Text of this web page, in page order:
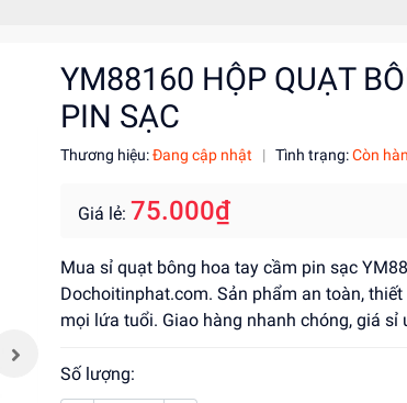
YM88160 HỘP QUẠT
PIN SẠC
Thương hiệu:Đang cập nhật | Tình trạng:Còn
Giá lẻ: 75.000₫
Mua sỉ quạt bông hoa tay cầm pin sạc
Dochoitinphat.com. Sản phẩm an toàn,
mọi lứa tuổi. Giao hàng nhanh chóng, giá sỉ
Số lượng: